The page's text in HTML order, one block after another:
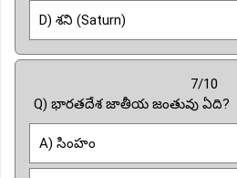
D) శని (Saturn)
7/10
Q) భారతదేశ జాతీయ జంతువు ఏది?
A) సింహం